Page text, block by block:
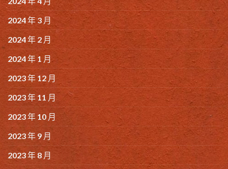
2024 年 3 月
2024 年 2 月
2024 年 1 月
2023 年 12 月
2023 年 11 月
2023 年 10 月
2023 年 9 月
2023 年 8 月